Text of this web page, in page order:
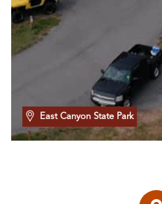
East Canyon State Park